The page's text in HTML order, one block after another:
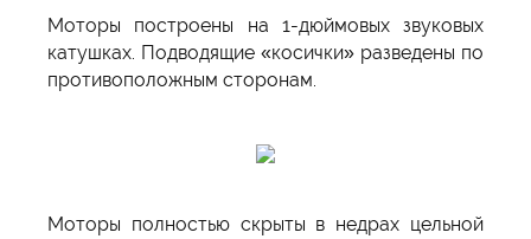
Моторы построены на 1-дюймовых звуковых
катушках. Подводящие «косички» разведены по
противоположным сторонам.
Моторы полностью скрыты в недрах цельной